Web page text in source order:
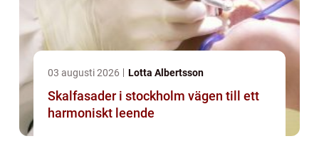
03 augusti 2026 Lotta Albertsson
Skalfasader i stockholm vägen till ett
harmoniskt leende